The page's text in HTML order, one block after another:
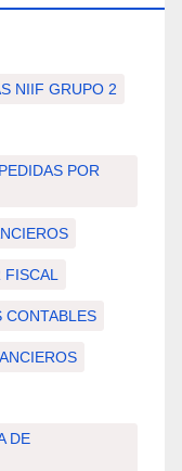
NIIF GRUPO 2
POR
CONTABLES
DE